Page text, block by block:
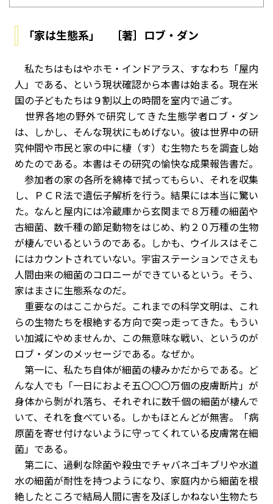
「家は生態系」 ［著］ロブ・ダン
私たちはもはやホモ・インドアラス、すなわち「屋内
人」である、という現状確認から本書は始まる。現在米
国の子どもたちは９割以上の時間を室内で過ごす。
世界各地の野外で研究してきた生態学者ロブ・ダン
は、しかし、そんな現状にもめげない。彼は世界中の研
究仲間や市民と家の中に棲（す）む生物たちを調査し始
めたのである。本書はその研究の愉快な成果報告書だ。
参加者の家の各所を綿棒で拭ってもらい、それを収集
し、ＰＣＲ法で遺伝子解析を行う。結果には本当に驚い
た。なんと屋内には冷蔵庫から玄関まで８万種の細菌や
古細菌、数千種の節足動物をはじめ、約２０万種の生物
が棲んでいるというのである。しかも、ウイルスはそこ
にはカウントされていない。宇宙ステーションでさえも
人間由来の細菌のコロニーができているという。そう、
家はまさに生態系なのだ。
重要なのはここからだ。これまでの科学文明は、これ
らの生物たちを根絶する方向で突っ走ってきた。もうい
い加減にやめませんか、この無意味な戦い、というのが
ロブ・ダンのメッセージである。なぜか。
第一に、私たち自体が細菌の棲みかだからである。ど
んな人でも「一日におよそ五〇〇〇万個の皮膚断片」が
身体から剝がれ落ち、それぞれに数千個の細菌が棲んで
いて、それを食べている。しかもほとんどが無害。「病
原菌を寄せ付けないように守ってくれている皮膚常在細
菌」である。
第二に、過剰な除菌や殺虫でチャバネゴキブリや水道
水の細菌が耐性を持つようになり、家庭内から細菌を根
絶したところで結局人間に害を及ぼしかねない生物たち